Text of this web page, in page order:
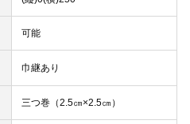
可能
巾継あり
三つ巻（2.5㎝×2.5㎝）